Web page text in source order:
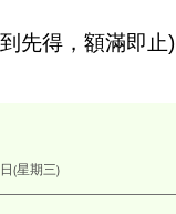
先得，額滿即止)
(星期三)